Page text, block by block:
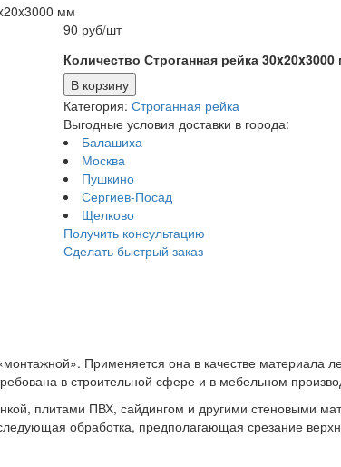
мм
90 руб/шт
Количество Строганная рейка 30x20x3000
В корзину
Категория: Строганная рейка
Выгодные условия доставки в города:
Балашиха
Москва
Пушкино
Сергиев-Посад
Щелково
Получить консультацию
Сделать быстрый заказ
Применяется она в качестве материала
в строительной сфере и в мебельном
плитами ПВХ, сайдингом и другими стеновыми
обработка, предполагающая срезание